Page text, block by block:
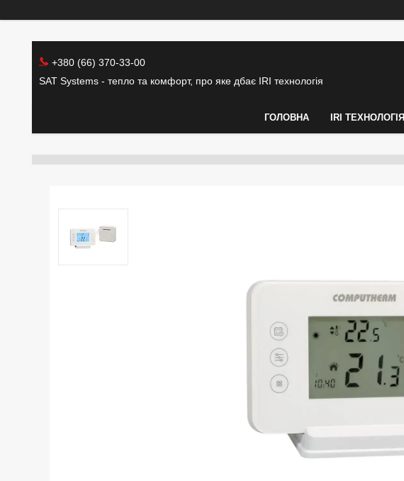
+380 (66) 370-33-00
SAT Systems - тепло та комфорт, про яке дбає IRI технологія
ГОЛОВНА IRI ТЕХНОЛОГІЯ